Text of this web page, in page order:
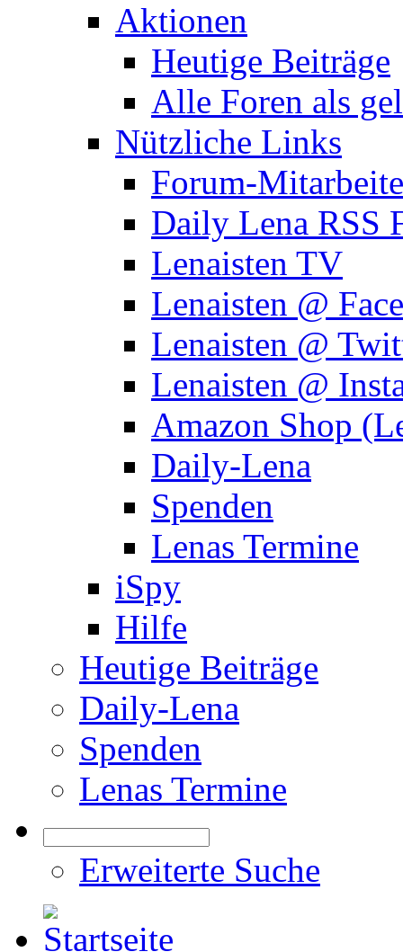
Aktionen
Heutige Beiträge
Alle Foren als
Nützliche Links
Forum-
Daily Lena RSS
Lenaisten TV
Lenaisten @
Lenaisten @
Lenaisten @
Amazon Shop
Daily-Lena
Spenden
Lenas Termine
iSpy
Hilfe
Heutige Beiträge
Daily-Lena
Spenden
Lenas Termine
Erweiterte Suche